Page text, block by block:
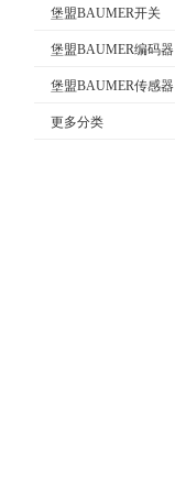
堡盟BAUMER开关
堡盟BAUMER编码器
堡盟BAUMER传感器
更多分类